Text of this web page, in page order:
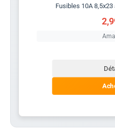
Fusibles 10A